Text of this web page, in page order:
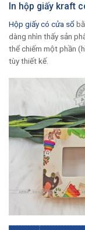
In hộp giấy kraft
Hộp giấy có cửa sổ
dàng nhìn thấy sản
thể chiếm một phần
tùy thiết kế.